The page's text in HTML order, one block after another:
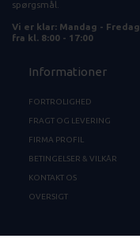
spørgsmål.
Vi er klar: Mandag - Fredag
fra kl. 8:00 - 17:00
Informationer
FORTROLIGHED
FRAGT OG LEVERING
FIRMA PROFIL
BETINGELSER & VILKÅR
KONTAKT OS
OVERSIGT